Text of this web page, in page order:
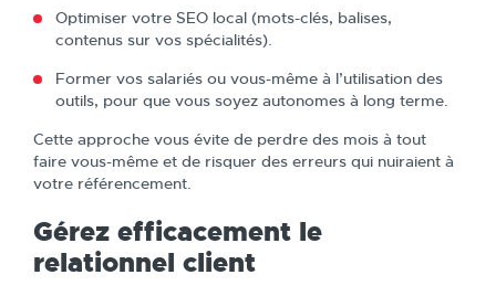
Optimiser votre SEO local (mots-clés, balises,
contenus sur vos spécialités).
Former vos salariés ou vous-même à l’utilisation des
outils, pour que vous soyez autonomes à long terme.
Cette approche vous évite de perdre des mois à tout
faire vous-même et de risquer des erreurs qui nuiraient à
votre référencement.
Gérez efficacement le
relationnel client